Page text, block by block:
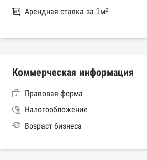
Арендная ставка за 1м²
Коммерческая информация
Правовая форма
Налогообложение
Возраст бизнеса